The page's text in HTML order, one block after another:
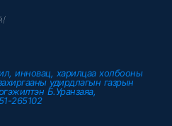
инновац, харилцаа холбооны
удирдлагын газрын
Б.Уранзаяа,
265102